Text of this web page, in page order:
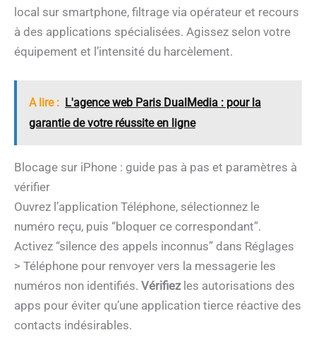
local sur smartphone, filtrage via opérateur et recours
à des applications spécialisées. Agissez selon votre
équipement et l’intensité du harcèlement.
A lire : L'agence web Paris DualMedia : pour la
garantie de votre réussite en ligne
Blocage sur iPhone : guide pas à pas et paramètres à
vérifier
Ouvrez l’application Téléphone, sélectionnez le
numéro reçu, puis “bloquer ce correspondant”.
Activez “silence des appels inconnus” dans Réglages
> Téléphone pour renvoyer vers la messagerie les
numéros non identifiés. Vérifiezles autorisations des
apps pour éviter qu’une application tierce réactive des
contacts indésirables.